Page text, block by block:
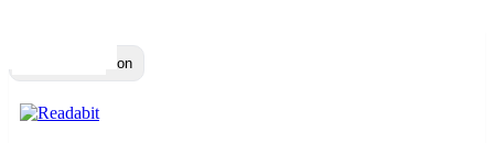
Toggle navigation